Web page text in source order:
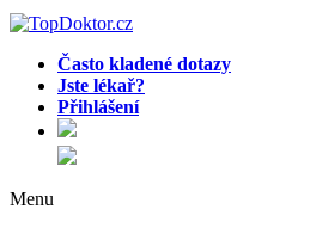
Často kladené dotazy
Jste lékař?
Přihlášení
Menu